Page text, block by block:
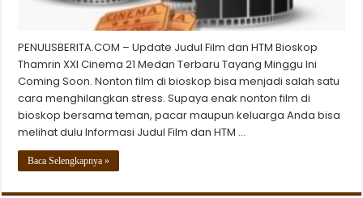
PENULISBERITA.COM – Update Judul Film dan HTM Bioskop
Thamrin XXI Cinema 21 Medan Terbaru Tayang Minggu Ini
Coming Soon. Nonton film di bioskop bisa menjadi salah satu
cara menghilangkan stress. Supaya enak nonton film di
bioskop bersama teman, pacar maupun keluarga Anda bisa
melihat dulu Informasi Judul Film dan HTM …
Baca Selengkapnya »